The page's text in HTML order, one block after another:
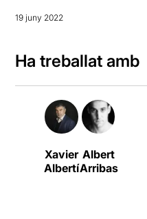
19 juny 2022
Ha treballat amb
Xavier
Albertí
Albert
Arribas